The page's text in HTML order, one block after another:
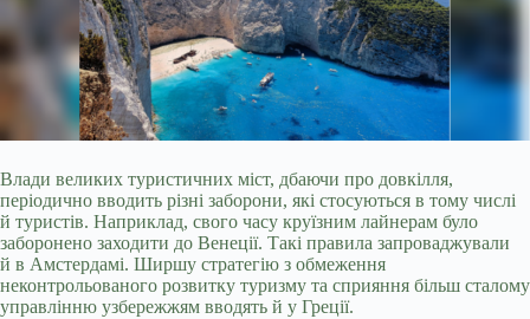
Влади великих туристичних міст, дбаючи про довкілля,
періодично вводить різні заборони, які стосуються в тому числі
й туристів. Наприклад, свого часу круїзним лайнерам було
заборонено заходити до Венеції. Такі правила запроваджували
й в Амстердамі. Ширшу стратегію з обмеження
неконтрольованого розвитку туризму та сприяння більш сталому
управлінню узбережжям вводять й у Греції.